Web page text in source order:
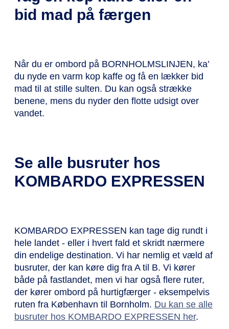
bid mad på færgen
Når du er ombord på BORNHOLMSLINJEN, ka’
du nyde en varm kop kaffe og få en lækker bid
mad til at stille sulten. Du kan også strække
benene, mens du nyder den flotte udsigt over
vandet.
Se alle busruter hos
KOMBARDO EXPRESSEN
KOMBARDO EXPRESSEN kan tage dig rundt i
hele landet - eller i hvert fald et skridt nærmere
din endelige destination. Vi har nemlig et væld af
busruter, der kan køre dig fra A til B. Vi kører
både på fastlandet, men vi har også flere ruter,
der kører ombord på hurtigfærger - eksempelvis
ruten fra København til Bornholm. Du kan se alle
busruter hos KOMBARDO EXPRESSEN her.